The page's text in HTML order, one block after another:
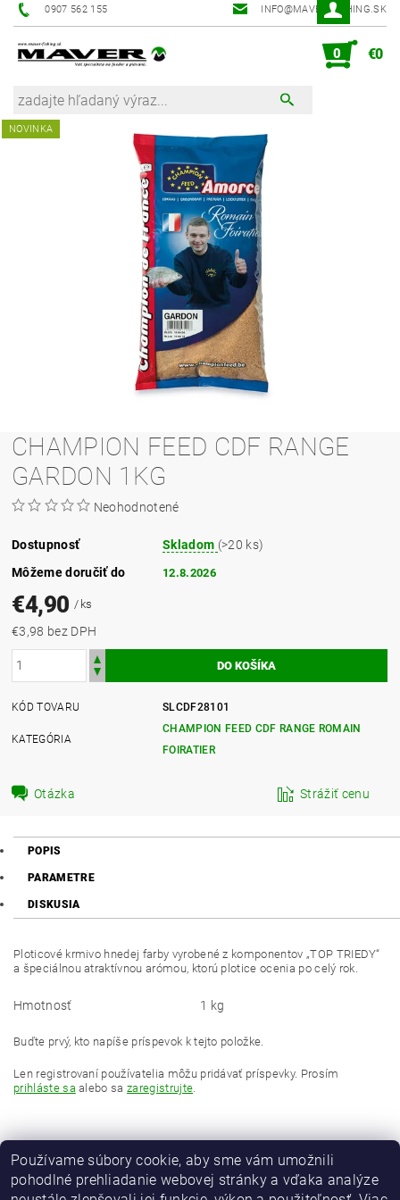
0907 562 155 INFO@MAVER-FISHING.SK
0 €0
NOVINKA
CHAMPION FEED CDF RANGE
GARDON 1KG
Neohodnotené
Dostupnosť Skladom (>20 ks)
Môžeme doručiť do
12.8.2026
€4,90/ ks
€3,98 bez DPH
KÓD TOVARU SLCDF28101
KATEGÓRIA
CHAMPION FEED CDF RANGE ROMAIN
FOIRATIER
Otázka Strážiť cenu
POPIS
PARAMETRE
DISKUSIA
Ploticové krmivo hnedej farby vyrobené z komponentov „TOP TRIEDY“
a špeciálnou atraktívnou arómou, ktorú plotice ocenia po celý rok.
Hmotnosť 1 kg
Buďte prvý, kto napíše príspevok k tejto položke.
Len registrovaní používatelia môžu pridávať príspevky. Prosím
prihláste sa alebo sazaregistrujte.
Používame súbory cookie, aby sme vám umožnili
pohodlné prehliadanie webovej stránky a vďaka analýze